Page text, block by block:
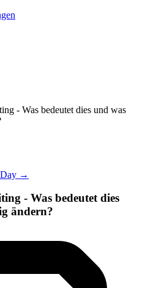
- Was bedeutet dies und was
Day →
- Was bedeutet dies
ändern?